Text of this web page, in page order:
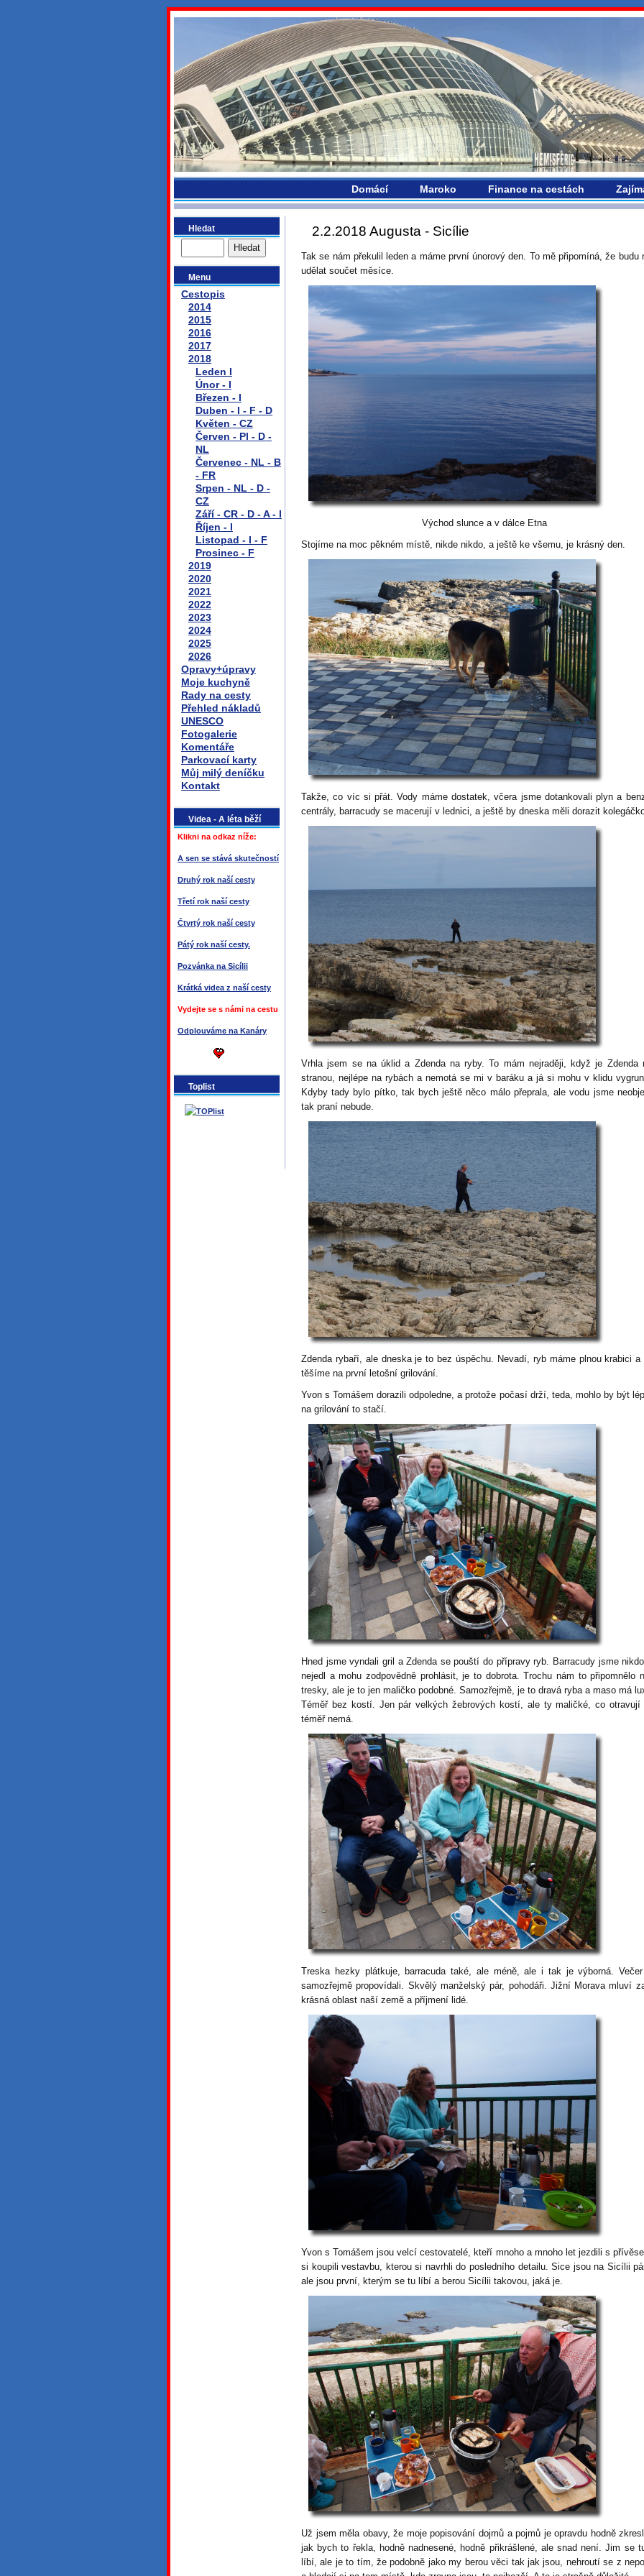
bydlikemevropou.com
Domácí Maroko Finance na cestách
Hledat
Menu
Cestopis
2014
2015
2016
2017
2018
Leden I
Únor - I
Březen - I
Duben - I - F - D
Květen - CZ
Červen - Pl - D -
NL
Červenec - NL - B
- FR
Srpen - NL - D -
CZ
Září - CR - D - A - I
Říjen - I
Listopad - I - F
Prosinec - F
2019
2020
2021
2022
2023
2024
2025
2026
Opravy+úpravy
Moje kuchyně
Rady na cesty
Přehled nákladů
UNESCO
Fotogalerie
Komentáře
Parkovací karty
Můj milý deníčku
Kontakt
Videa - A léta běží
Klikni na odkaz níže:
A sen se stává skutečností
Druhý rok naší cesty
Třetí rok naší cesty
Čtvrtý rok naší cesty
Pátý rok naší cesty.
Pozvánka na Sicílii
Krátká videa z naší cesty
Vydejte se s námi na cestu
Odplouváme na Kanáry
Toplist
2.2.2018 Augusta - Sicílie
Tak se nám překulil leden a máme první únorový den. To mě připomíná, že budu
udělat součet měsíce.
Východ slunce a v dálce Etna
Stojíme na moc pěkném místě, nikde nikdo, a ještě ke všemu, je krásný den.
Takže, co víc si přát. Vody máme dostatek, včera jsme dotankovali plyn a
centrály, barracudy se macerují v lednici, a ještě by dneska měli dorazit
Vrhla jsem se na úklid a Zdenda na ryby. To mám nejraději, když je Zdenda
stranou, nejlépe na rybách a nemotá se mi v baráku a já si mohu v klidu
Kdyby tady bylo pítko, tak bych ještě něco málo přeprala, ale vodu jsme
tak praní nebude.
Zdenda rybaří, ale dneska je to bez úspěchu. Nevadí, ryb máme plnou krabici a
těšíme na první letošní grilování.
Yvon s Tomášem dorazili odpoledne, a protože počasí drží, teda, mohlo by být
na grilování to stačí.
Hned jsme vyndali gril a Zdenda se pouští do přípravy ryb. Barracudy jsme
nejedl a mohu zodpovědně prohlásit, je to dobrota. Trochu nám to připomnělo
tresky, ale je to jen maličko podobné. Samozřejmě, je to dravá ryba a maso má
Téměř bez kostí. Jen pár velkých žebrových kostí, ale ty maličké, co otravují
téměř nemá.
Treska hezky plátkuje, barracuda také, ale méně, ale i tak je výborná.
samozřejmě propovídali. Skvělý manželský pár, pohodáři. Jižní Morava mluví
krásná oblast naší země a příjmení lidé.
Yvon s Tomášem jsou velcí cestovatelé, kteří mnoho a mnoho let jezdili s
si koupili vestavbu, kterou si navrhli do posledního detailu. Sice jsou na Sicílii
ale jsou první, kterým se tu líbí a berou Sicílii takovou, jaká je.
Už jsem měla obavy, že moje popisování dojmů a pojmů je opravdu hodně
jak bych to řekla, hodně nadnesené, hodně přikrášlené, ale snad není. Jim se
líbí, ale je to tím, že podobně jako my berou věci tak jak jsou, nehroutí se z